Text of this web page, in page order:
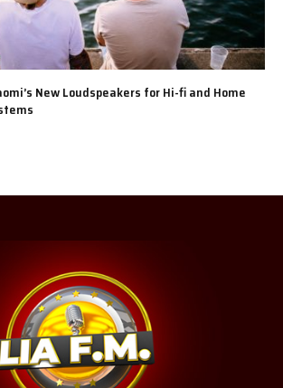
New Loudspeakers for Hi-fi and Home